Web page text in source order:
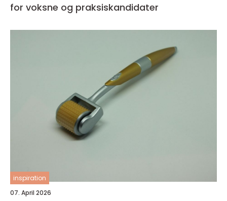
for voksne og praksiskandidater
inspiration
07. April 2026